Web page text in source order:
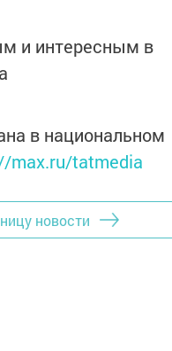
и интересным в
в национальном
max.ru/tatmedia
новости